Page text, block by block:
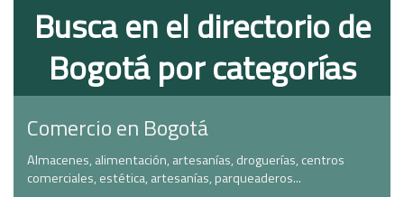
Busca en el directorio de
Bogotá por categorías
Comercio en Bogotá
Almacenes, alimentación, artesanías, droguerías, centros
comerciales, estética, artesanías, parqueaderos...